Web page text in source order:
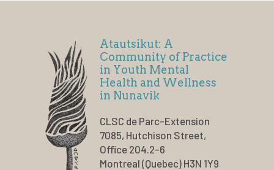
Atautsikut: A
Community of Practice
in Youth Mental
Health and Wellness
in Nunavik
CLSC de Parc-Extension
7085, Hutchison Street,
Office 204.2-6
Montreal (Quebec) H3N 1Y9